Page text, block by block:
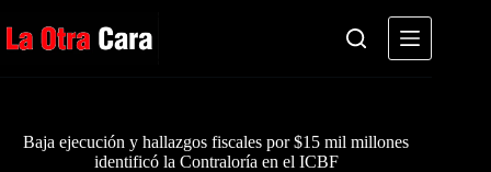
al
contenido
Baja ejecución y hallazgos fiscales por $15 mil millones
identificó la Contraloría en el ICBF